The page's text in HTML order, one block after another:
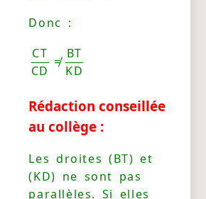
Donc :
CT
CD
≠
BT
KD
Rédaction conseillée
au collège :
Les droites (BT) et
(KD) ne sont pas
parallèles. Si elles